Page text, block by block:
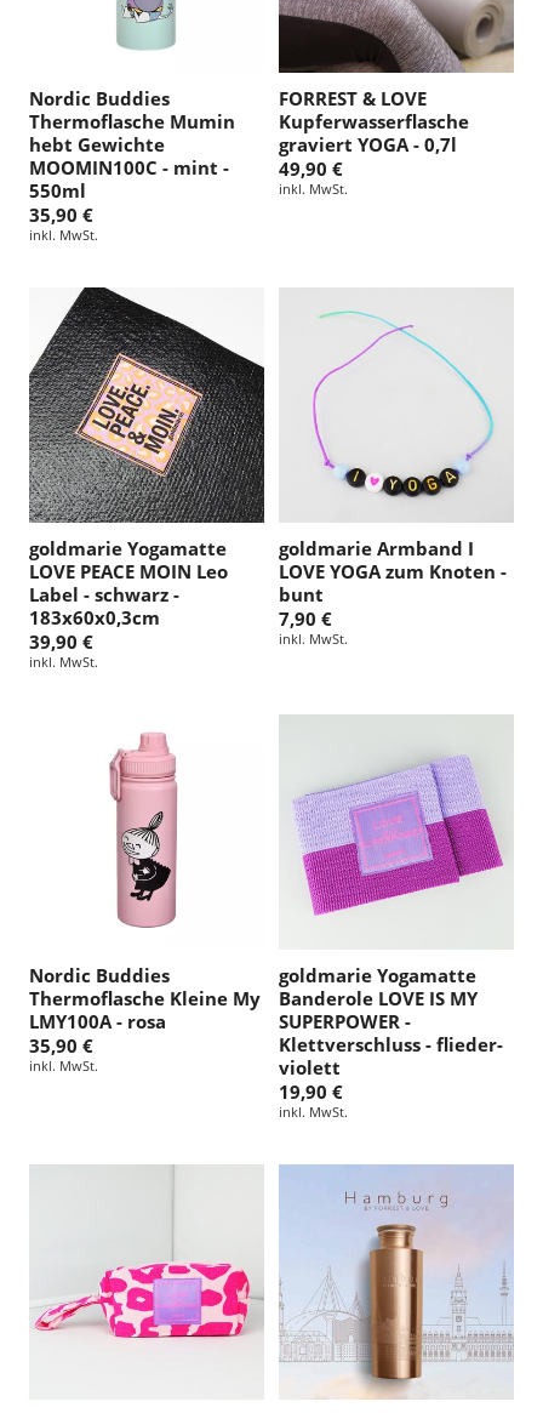
Nordic Buddies
Thermoflasche Mumin
hebt Gewichte
MOOMIN100C - mint -
550ml
35,90 €
inkl. MwSt.
FORREST & LOVE
Kupferwasserflasche
graviert YOGA - 0,7l
49,90 €
inkl. MwSt.
goldmarie Yogamatte
LOVE PEACE MOIN Leo
Label - schwarz -
183x60x0,3cm
39,90 €
inkl. MwSt.
goldmarie Armband I
LOVE YOGA zum Knoten -
bunt
7,90 €
inkl. MwSt.
Nordic Buddies
Thermoflasche Kleine My
LMY100A - rosa
35,90 €
inkl. MwSt.
goldmarie Yogamatte
Banderole LOVE IS MY
SUPERPOWER -
Klettverschluss - flieder-
violett
19,90 €
inkl. MwSt.